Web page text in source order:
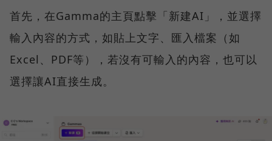
首先，在Gamma的主頁點擊「新建AI」，並選擇
輸入內容的方式，如貼上文字、匯入檔案（如
Excel、PDF等），若沒有可輸入的內容，也可以
選擇讓AI直接生成。